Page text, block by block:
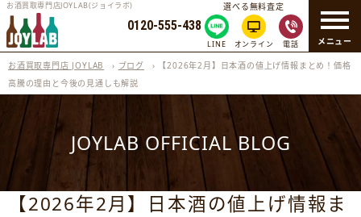
メニュー
お酒買取専門店JOYLAB(ジョイラボ)
0120-555-438
選べる無料査定
LINE オンライン 電話
お酒買取専門店 JOYLAB › ブログ ›
【2026年2月】日本酒の値上げ情報まとめ！価格
高騰の理由と今後の見通しも解説
JOYLAB OFFICIAL BLOG
【2026年2月】日本酒の値上げ情報ま